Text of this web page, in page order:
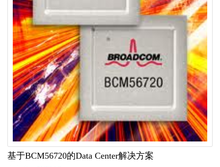
基于BCM56720的Data Center解决方案